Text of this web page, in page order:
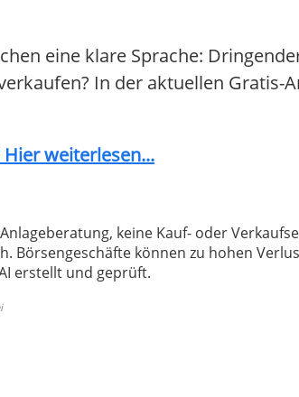
eine klare Sprache:
In der aktuellen Gratis-
weiterlesen...
keine Kauf- oder
Börsengeschäfte können zu hohen
erstellt und geprüft.